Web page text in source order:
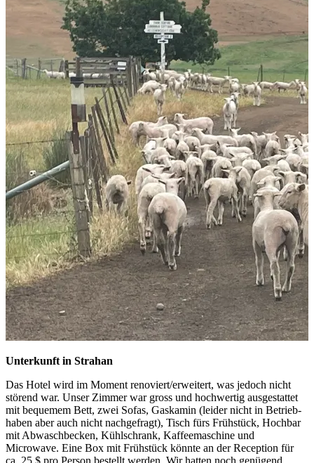
Unterkunft in Strahan
Das Hotel wird im Moment renoviert/erweitert, was jedoch nicht
störend war. Unser Zimmer war gross und hochwertig ausgestattet
mit bequemem Bett, zwei Sofas, Gaskamin (leider nicht in Betrieb-
haben aber auch nicht nachgefragt), Tisch fürs Frühstück, Hochbar
mit Abwaschbecken, Kühlschrank, Kaffeemaschine und
Microwave. Eine Box mit Frühstück könnte an der Reception für